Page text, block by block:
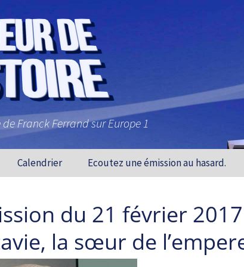
Franck Ferrand sur Europe 1
Calendrier Ecoutez une émission au hasard.
du 21 février 2017
la sœur de